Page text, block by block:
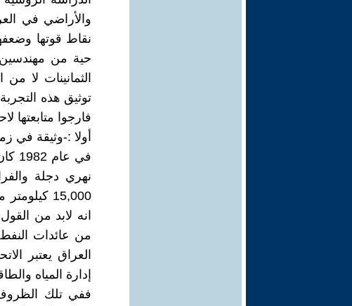
والأراضي في
نقاط قوتها
حية من مهندسين
الثمانينات لا
توثيق هذه
فارجوا متابعتها
أولا :-وثيقة في
في
نهري دجلة
15,000
انه لابد من
من عائدات النفط
العراق يعتبر
إدارة المياه